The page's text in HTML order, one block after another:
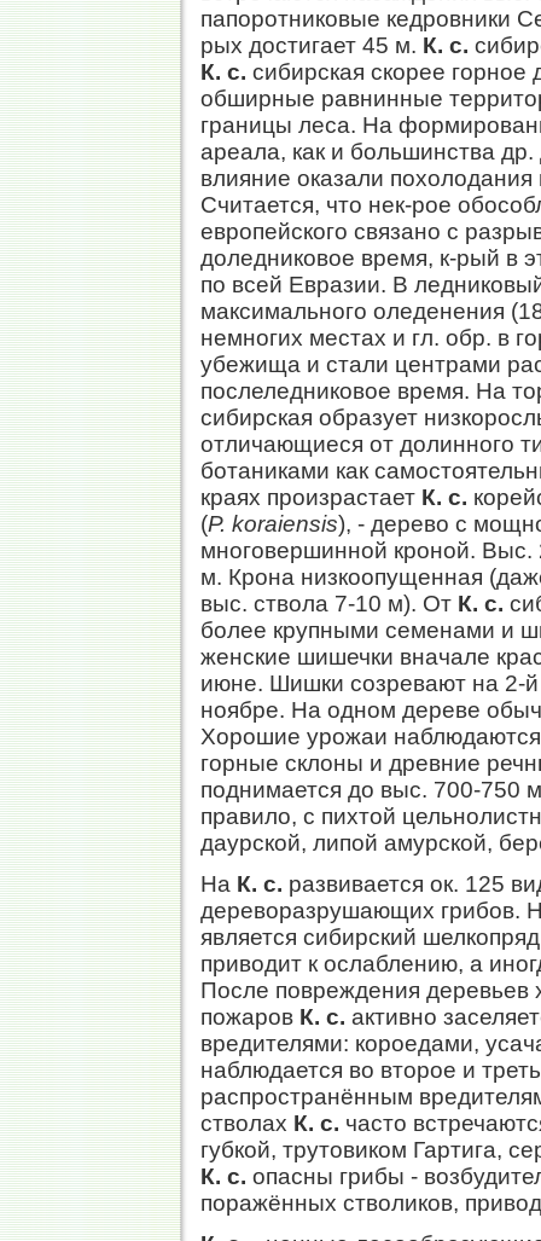
папоротниковые кедровники
рых достигает 45 м. К. с.
К. с. сибирская скорее горное
обширные равнинные
границы леса. На
ареала, как и большинства
влияние оказали
Считается, что нек-рое
европейского связано с
доледниковое время, к-рый в
по всей Евразии. В
максимального оледенения
немногих местах и гл. обр. в
убежища и стали центрами
послеледниковое время. На
сибирская образует
отличающиеся от долинного
ботаниками как
краях произрастает К. с.
(Р. koraiensis), - дерево с
многовершинной кроной. Выс.
м. Крона низкоопущенная
выc. ствола 7-10 м). От К. с.
более крупными семенами и
женские шишечки вначале
июне. Шишки созревают на 2-й
ноябре. На одном дереве
Хорошие урожаи
горные склоны и древние
поднимается до выс. 700-750
правило, с пихтой
даурской, липой амурской,
На К. с. развивается ок. 125
дереворазрушающих грибов.
является сибирский
приводит к ослаблению, а
После повреждения
пожаров К. с. активно
вредителями: короедами,
наблюдается во второе и
распространённым
стволах К. с. часто
губкой, трутовиком Гартига,
К. с. опасны грибы -
поражённых стволиков,